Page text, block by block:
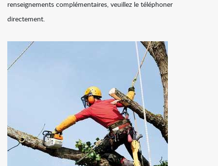
renseignements complémentaires, veuillez le téléphoner
directement.